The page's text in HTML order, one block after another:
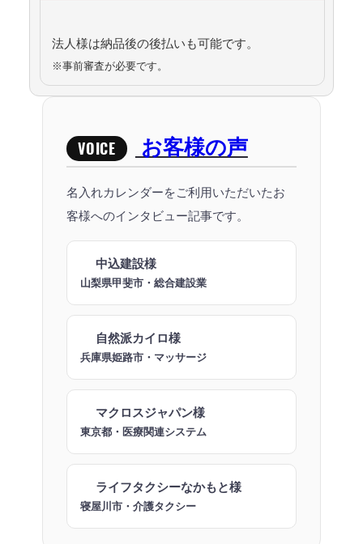
法人様は納品後の後払いも可能です。
※事前審査が必要です。
VOICE お客様の声
名入れカレンダーをご利用いただいたお
客様へのインタビュー記事です。
中込建設様
山梨県甲斐市・総合建設業
自然派カイロ様
兵庫県姫路市・マッサージ
マクロスジャパン様
東京都・医療関連システム
ライフタクシーなかもと様
寝屋川市・介護タクシー